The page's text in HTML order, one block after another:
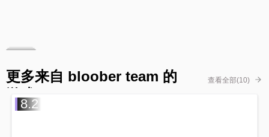
更多来自 bloober team 的
游戏
查看全部(10)
8.2